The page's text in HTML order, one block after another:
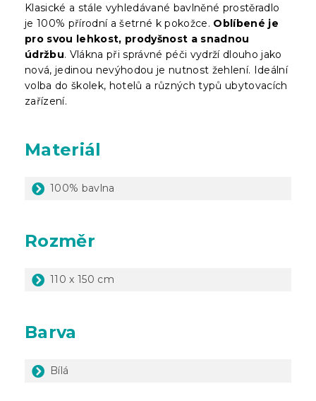
Klasické a stále vyhledávané bavlněné prostěradlo
je 100% přírodní a šetrné k pokožce. Oblíbené je
pro svou lehkost, prodyšnost a snadnou
údržbu. Vlákna při správné péči vydrží dlouho jako
nová, jedinou nevýhodou je nutnost žehlení. Ideální
volba do školek, hotelů a různých typů ubytovacích
zařízení.
Materiál
100% bavlna
Rozměr
110 x 150 cm
Barva
Bílá